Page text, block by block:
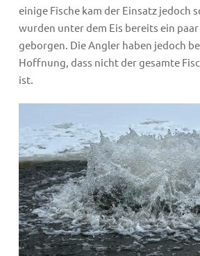
einige Fische kam der Einsatz jedoch
wurden unter dem Eis bereits ein
geborgen. Die Angler haben jedoch
Hoffnung, dass nicht der gesamte
ist.